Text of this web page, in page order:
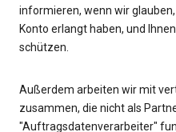
informieren, wenn wir
Konto erlangt haben, und
schützen.
Außerdem arbeiten wir mit
zusammen, die nicht als
"Auftragsdatenverarbeiter"